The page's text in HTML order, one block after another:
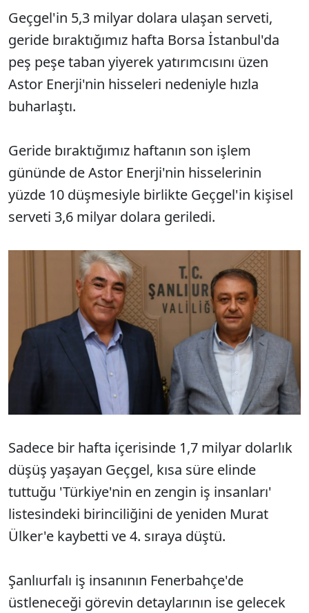
Geçgel'in 5,3 milyar dolara ulaşan serveti,
geride bıraktığımız hafta Borsa İstanbul'da
peş peşe taban yiyerek yatırımcısını üzen
Astor Enerji'nin hisseleri nedeniyle hızla
buharlaştı.
Geride bıraktığımız haftanın son işlem
gününde de Astor Enerji'nin hisselerinin
yüzde 10 düşmesiyle birlikte Geçgel'in kişisel
serveti 3,6 milyar dolara geriledi.
Sadece bir hafta içerisinde 1,7 milyar dolarlık
düşüş yaşayan Geçgel, kısa süre elinde
tuttuğu 'Türkiye'nin en zengin iş insanları'
listesindeki birinciliğini de yeniden Murat
Ülker'e kaybetti ve 4. sıraya düştü.
Şanlıurfalı iş insanının Fenerbahçe'de
üstleneceği görevin detaylarının ise gelecek